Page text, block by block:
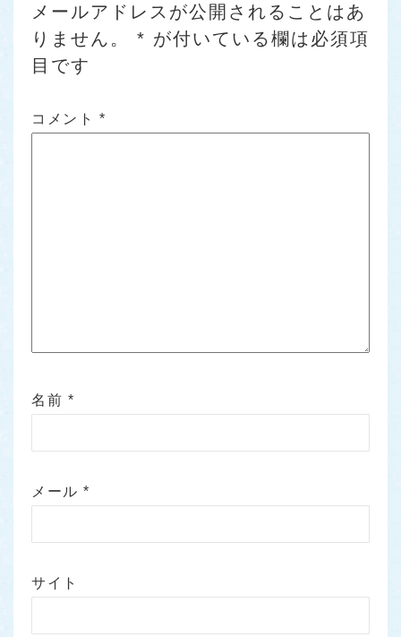
メールアドレスが公開されることはあ
りません。
* が付いている欄は必須項
目です
コメント *
名前 *
メール*
サイト